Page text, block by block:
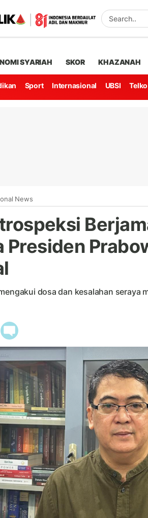
SYARIAH SKOR KHAZANAH
Sport Internasional UBSI
News
Presiden
dosa dan kesalahan seraya